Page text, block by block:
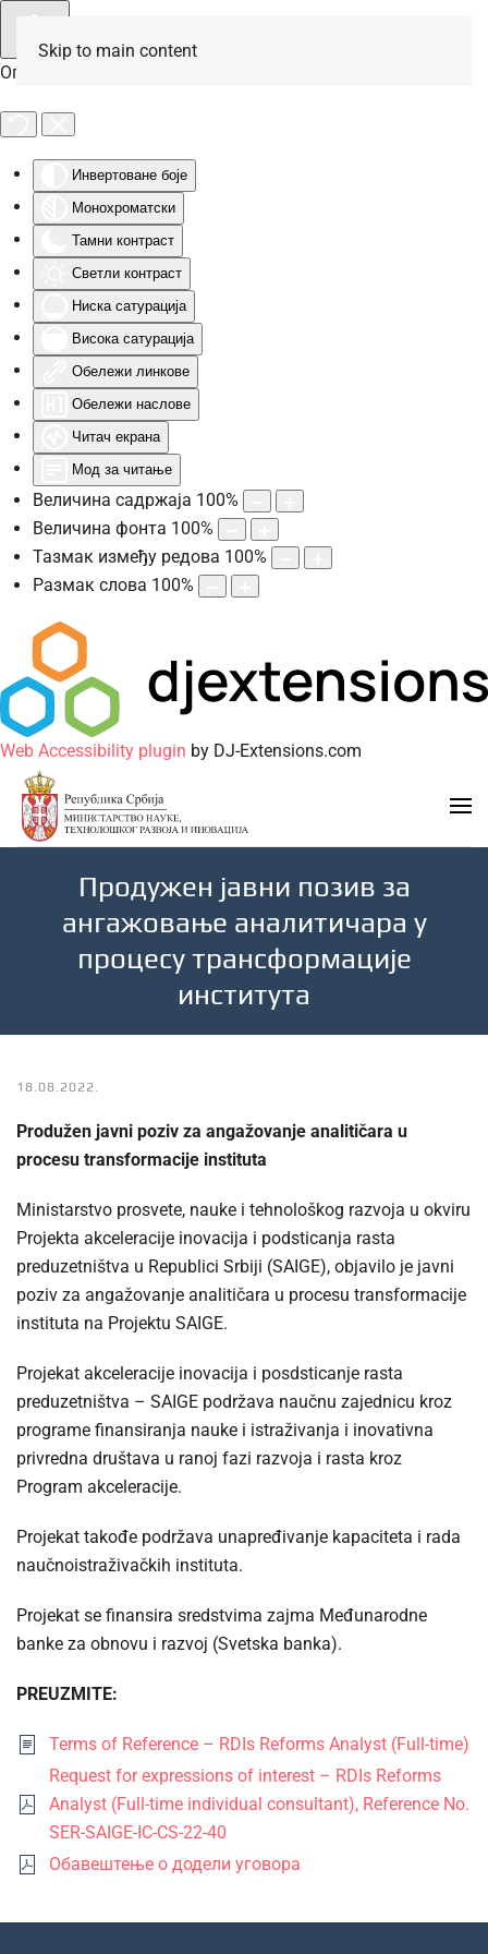
Опције за особе са инвалидитетом
Инвертоване боје
Монохроматски
Тамни контраст
Светли контраст
Ниска сатурација
Висока сатурација
Обележи линкове
Обележи наслове
Читач екрана
Мод за читање
Величина садржаја 100%
Величина фонта 100%
Тазмак између редова 100%
Размак слова 100%
Web Accessibility plugin by DJ-Extensions.com
Skip to main content
Продужен jавни позив за
ангажовање аналитичара у
процесу трансформације
института
18.08.2022.
Produžen javni poziv za angažovanje analitičara u
procesu transformacije instituta
Ministarstvo prosvete, nauke i tehnološkog razvoja u okviru
Projekta akceleracije inovacija i podsticanja rasta
preduzetništva u Republici Srbiji (SAIGE), objavilo je javni
poziv za angažovanje analitičara u procesu transformacije
instituta na Projektu SAIGE.
Projekat akceleracije inovacija i posdsticanje rasta
preduzetništva – SAIGE podržava naučnu zajednicu kroz
programe finansiranja nauke i istraživanja i inovativna
privredna društava u ranoj fazi razvoja i rasta kroz
Program akceleracije.
Projekat takođe podržava unapređivanje kapaciteta i rada
naučnoistraživačkih instituta.
Projekat se finansira sredstvima zajma Međunarodne
banke za obnovu i razvoj (Svetska banka).
PREUZMITE:
Terms of Reference – RDIs Reforms Analyst (Full-time)
Request for expressions of interest – RDIs Reforms
Analyst (Full-time individual consultant), Reference No.
SER-SAIGE-IC-CS-22-40
Обавештење о додели уговора